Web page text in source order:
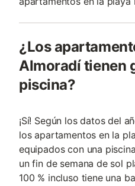
¿Los
Almoradí tienen
piscina?
¡Sí! Según los datos del
los apartamentos en la
equipados con una
un fin de semana de sol
100 % incluso tiene una